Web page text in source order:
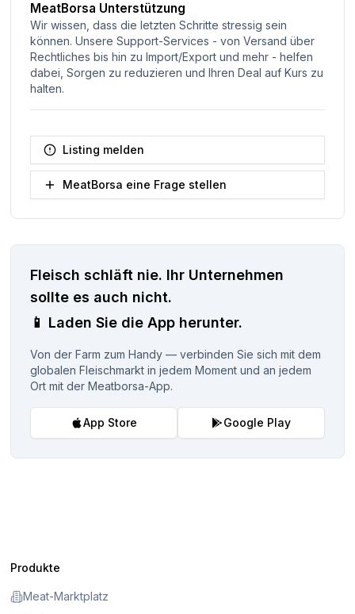
MeatBorsa Unterstützung
Wir wissen, dass die letzten Schritte stressig sein
können. Unsere Support-Services - von Versand über
Rechtliches bis hin zu Import/Export und mehr - helfen
dabei, Sorgen zu reduzieren und Ihren Deal auf Kurs zu
halten.
Listing melden
MeatBorsa eine Frage stellen
Fleisch schläft nie. Ihr Unternehmen
sollte es auch nicht.
📱 Laden Sie die App herunter.
Von der Farm zum Handy — verbinden Sie sich mit dem
globalen Fleischmarkt in jedem Moment und an jedem
Ort mit der Meatborsa-App.
App Store Google Play
Produkte
Meat-Marktplatz